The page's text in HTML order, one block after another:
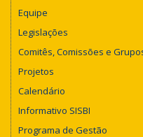
Equipe
Legislações
Comitês, Comissões e
Projetos
Calendário
Informativo SISBI
Programa de Gestão